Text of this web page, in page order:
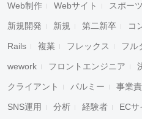
Web制作 Webサイト スポーツ
新規開発 新規 第二新卒 コ
Rails 複業 フレックス フル
wework フロントエンジニア
クライアント パルミー 事業
SNS運用 分析 経験者 ECサ